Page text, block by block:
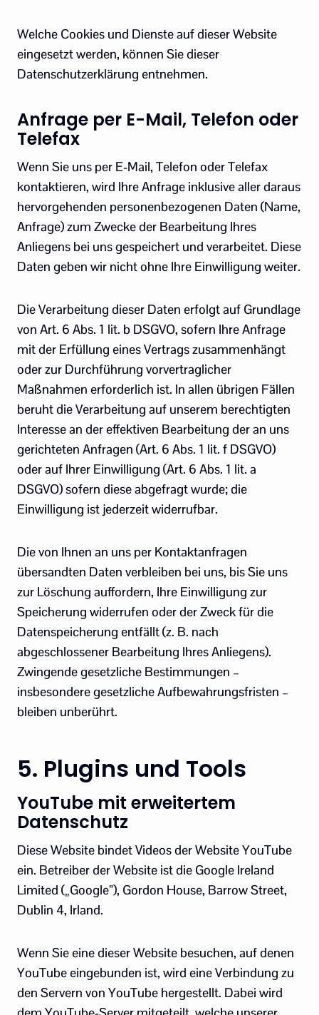
Welche Cookies und Dienste auf dieser Website
eingesetzt werden, können Sie dieser
Datenschutzerklärung entnehmen.
Anfrage per E-Mail, Telefon oder
Telefax
Wenn Sie uns per E-Mail, Telefon oder Telefax
kontaktieren, wird Ihre Anfrage inklusive aller daraus
hervorgehenden personenbezogenen Daten (Name,
Anfrage) zum Zwecke der Bearbeitung Ihres
Anliegens bei uns gespeichert und verarbeitet. Diese
Daten geben wir nicht ohne Ihre Einwilligung weiter.
Die Verarbeitung dieser Daten erfolgt auf Grundlage
von Art. 6 Abs. 1 lit. b DSGVO, sofern Ihre Anfrage
mit der Erfüllung eines Vertrags zusammenhängt
oder zur Durchführung vorvertraglicher
Maßnahmen erforderlich ist. In allen übrigen Fällen
beruht die Verarbeitung auf unserem berechtigten
Interesse an der effektiven Bearbeitung der an uns
gerichteten Anfragen (Art. 6 Abs. 1 lit. f DSGVO)
oder auf Ihrer Einwilligung (Art. 6 Abs. 1 lit. a
DSGVO) sofern diese abgefragt wurde; die
Einwilligung ist jederzeit widerrufbar.
Die von Ihnen an uns per Kontaktanfragen
übersandten Daten verbleiben bei uns, bis Sie uns
zur Löschung auffordern, Ihre Einwilligung zur
Speicherung widerrufen oder der Zweck für die
Datenspeicherung entfällt (z. B. nach
abgeschlossener Bearbeitung Ihres Anliegens).
Zwingende gesetzliche Bestimmungen –
insbesondere gesetzliche Aufbewahrungsfristen –
bleiben unberührt.
5. Plugins und Tools
YouTube mit erweitertem
Datenschutz
Diese Website bindet Videos der Website YouTube
ein. Betreiber der Website ist die Google Ireland
Limited („Google”), Gordon House, Barrow Street,
Dublin 4, Irland.
Wenn Sie eine dieser Website besuchen, auf denen
YouTube eingebunden ist, wird eine Verbindung zu
den Servern von YouTube hergestellt. Dabei wird